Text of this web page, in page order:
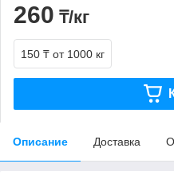
260 ₸/кг
150 ₸ от 1000 кг
Описание Доставка